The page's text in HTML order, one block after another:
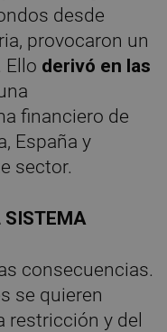
desde
provocaron un
Ello derivó en las
financiero de
España y
sector.
SISTEMA
consecuencias.
se quieren
restricción y del